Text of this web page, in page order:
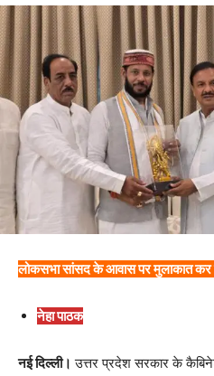
लोकसभा सांसद के आवास पर मुलाकात कर
नेहा पाठक
नई दिल्ली। उत्तर प्रदेश सरकार के